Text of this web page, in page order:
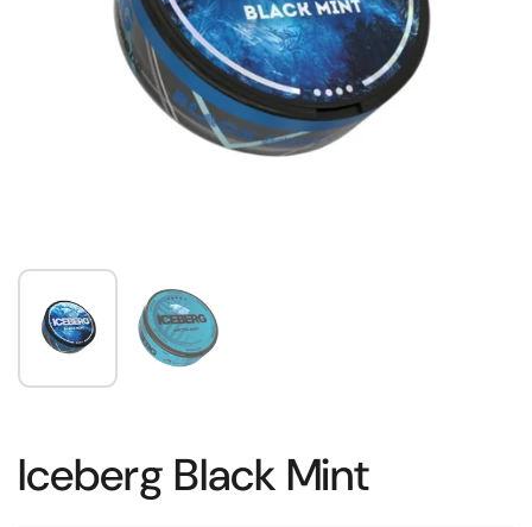
Iceberg Black Mint